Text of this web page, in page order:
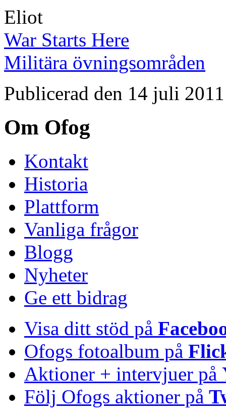
Eliot
War Starts Here
Militära övningsområden
Publicerad den 14 juli 2011
Om Ofog
Kontakt
Historia
Plattform
Vanliga frågor
Blogg
Nyheter
Ge ett bidrag
Visa ditt stöd på
Ofogs fotoalbum på
Aktioner + intervjuer på
Följ Ofogs aktioner på